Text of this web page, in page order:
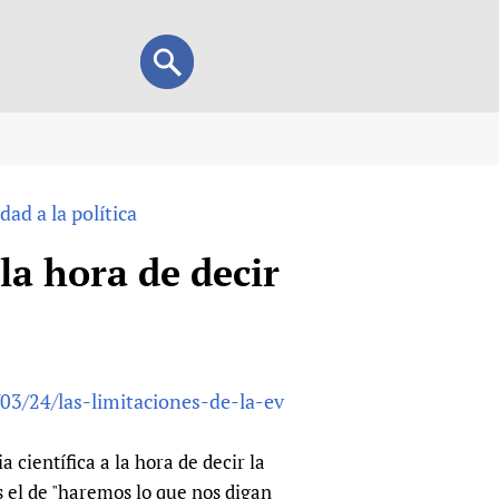
Search
Search
Services
Workersresearch
health and rights)
Portuguese
Français
a la política
hora de decir
24/las-limitaciones-de-la-ev
científica a la hora de decir la
de "haremos lo que nos digan